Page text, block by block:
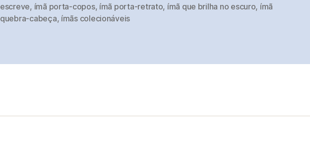
escreve, ímã porta-copos, ímã porta-retrato, ímã que brilha no escuro, ímã
quebra-cabeça, ímãs colecionáveis